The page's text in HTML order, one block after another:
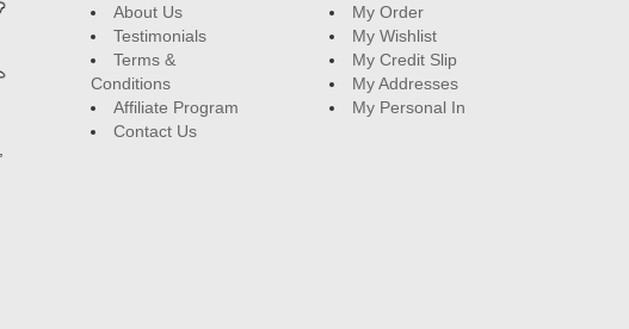
About Us
Testimonials
Terms &
Conditions
Affiliate Program
Contact Us
My Order
My Wishlist
My Credit Slip
My Addresses
My Personal In